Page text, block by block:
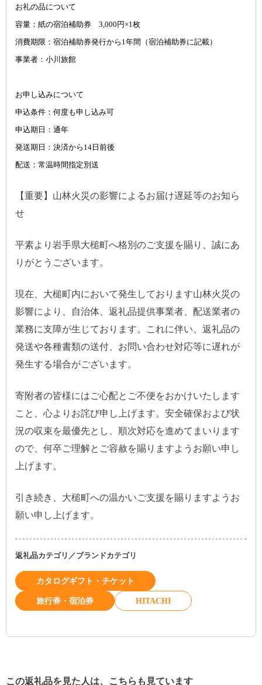
お礼の品について
容量：紙の宿泊補助券 3,000円×1枚
消費期限：宿泊補助券発行から1年間（宿泊補助券に記載）
事業者：小川旅館
お申し込みについて
申込条件：何度も申し込み可
申込期日：通年
発送期日：決済から14日前後
配送：常温時間指定別送
【重要】山林火災の影響によるお届け遅延等のお知ら
せ
平素より岩手県大槌町へ格別のご支援を賜り、誠にあ
りがとうございます。
現在、大槌町内において発生しております山林火災の
影響により、自治体、返礼品提供事業者、配送業者の
業務に支障が生じております。これに伴い、返礼品の
発送や各種書類の送付、お問い合わせ対応等に遅れが
発生する場合がございます。
寄附者の皆様にはご心配とご不便をおかけいたします
こと、心よりお詫び申し上げます。安全確保および状
況の収束を最優先とし、順次対応を進めてまいります
ので、何卒ご理解とご容赦を賜りますようお願い申し
上げます。
引き続き、大槌町への温かいご支援を賜りますようお
願い申し上げます。
返礼品カテゴリ／ブランドカテゴリ
カタログギフト・チケット
旅行券・宿泊券 HITACHI
この返礼品を見た人は、こちらも見ています